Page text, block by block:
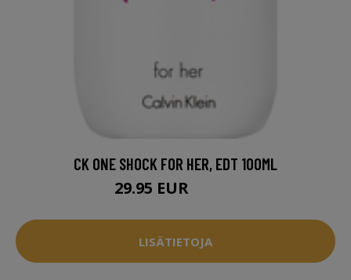
CK ONE SHOCK FOR HER, EDT 100ML
29.95 EUR
LISÄTIETOJA